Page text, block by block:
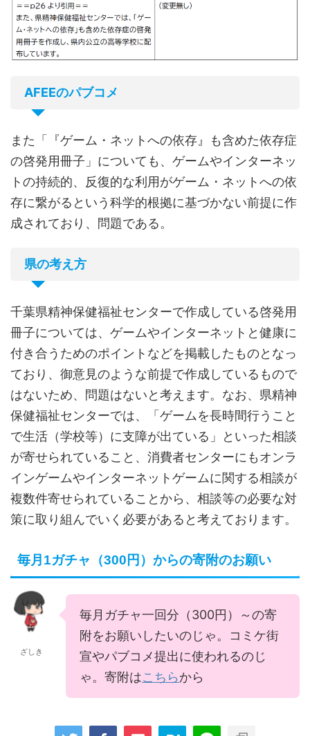
AFEEのパブコメ
また「『ゲーム・ネットへの依存』も含めた依存症
の啓発用冊子」についても、ゲームやインターネッ
トの持続的、反復的な利用がゲーム・ネットへの依
存に繋がるという科学的根拠に基づかない前提に作
成されており、問題である。
県の考え方
千葉県精神保健福祉センターで作成している啓発用
冊子については、ゲームやインターネットと健康に
付き合うためのポイントなどを掲載したものとなっ
ており、御意見のような前提で作成しているもので
はないため、問題はないと考えます。なお、県精神
保健福祉センターでは、「ゲームを長時間行うこと
で生活（学校等）に支障が出ている」といった相談
が寄せられていること、消費者センターにもオンラ
インゲームやインターネットゲームに関する相談が
複数件寄せられていることから、相談等の必要な対
策に取り組んでいく必要があると考えております。
毎月1ガチャ（300円）からの寄附のお願い
ざしき
毎月ガチャ一回分（300円）～の寄
附をお願いしたいのじゃ。コミケ街
宣やパブコメ提出に使われるのじ
ゃ。寄附はこちらから